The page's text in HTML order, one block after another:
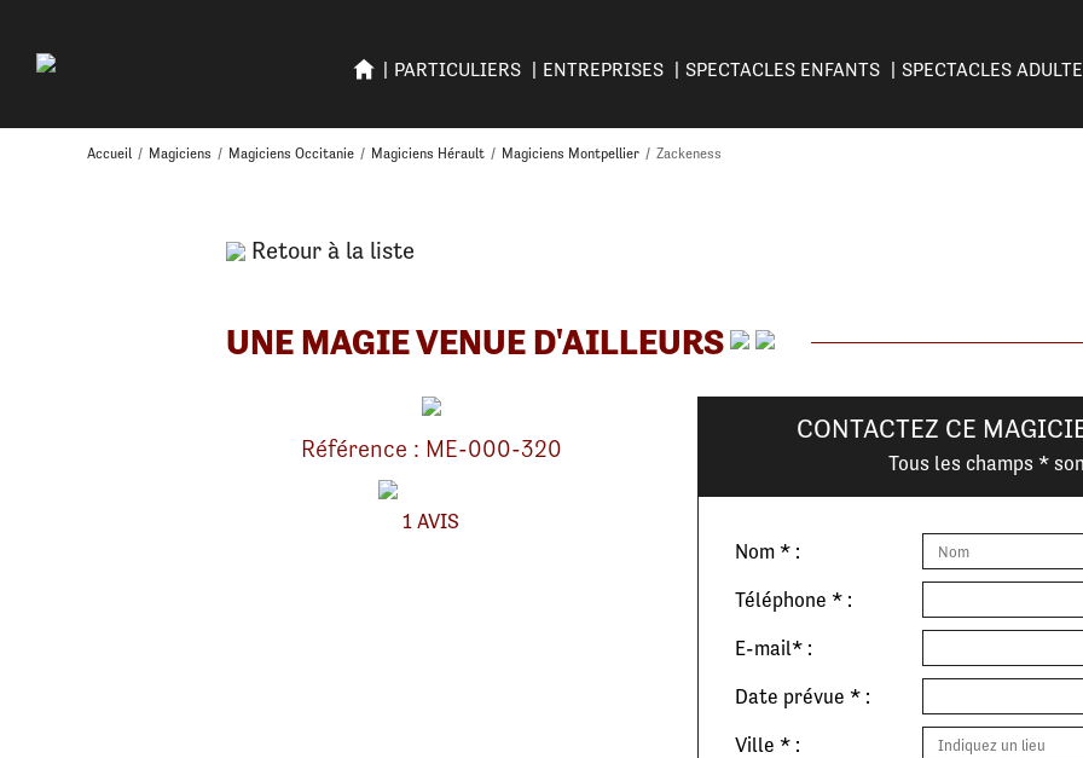
PARTICULIERS ENTREPRISES SPECTACLES ENFANTS SPECTACLES
Accueil / Magiciens / Magiciens Occitanie / Magiciens Hérault / Magiciens Montpellier / Zackeness
Retour à la liste
UNE MAGIE VENUE D'AILLEURS
Référence : ME-000-320
1 AVIS
CONTACTEZ CE
Tous les champs *
Nom * :
Téléphone * :
E-mail* :
Date prévue * :
Ville * :